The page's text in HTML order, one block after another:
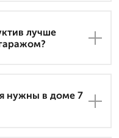
лучше
нужны в доме 7